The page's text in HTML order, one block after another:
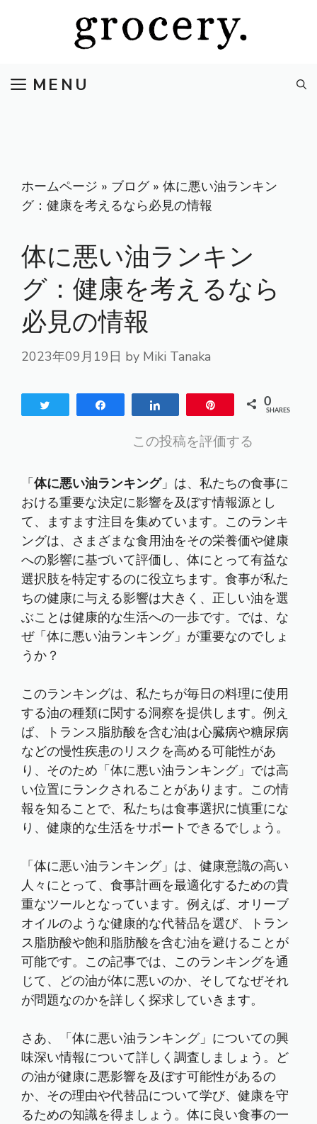
ツ
MENU
ホームページ » ブログ» 体に悪い油ランキン
グ：健康を考えるなら必見の情報
体に悪い油ランキン
グ：健康を考えるなら
必見の情報
2023年09月19日 by Miki Tanaka
0
SHARES
この投稿を評価する
「体に悪い油ランキング」は、私たちの食事に
おける重要な決定に影響を及ぼす情報源とし
て、ますます注目を集めています。このランキ
ングは、さまざまな食用油をその栄養価や健康
への影響に基づいて評価し、体にとって有益な
選択肢を特定するのに役立ちます。食事が私た
ちの健康に与える影響は大きく、正しい油を選
ぶことは健康的な生活への一歩です。では、な
ぜ「体に悪い油ランキング」が重要なのでしょ
うか？
このランキングは、私たちが毎日の料理に使用
する油の種類に関する洞察を提供します。例え
ば、トランス脂肪酸を含む油は心臓病や糖尿病
などの慢性疾患のリスクを高める可能性があ
り、そのため「体に悪い油ランキング」では高
い位置にランクされることがあります。この情
報を知ることで、私たちは食事選択に慎重にな
り、健康的な生活をサポートできるでしょう。
「体に悪い油ランキング」は、健康意識の高い
人々にとって、食事計画を最適化するための貴
重なツールとなっています。例えば、オリーブ
オイルのような健康的な代替品を選び、トラン
ス脂肪酸や飽和脂肪酸を含む油を避けることが
可能です。この記事では、このランキングを通
じて、どの油が体に悪いのか、そしてなぜそれ
が問題なのかを詳しく探求していきます。
さあ、「体に悪い油ランキング」についての興
味深い情報について詳しく調査しましょう。ど
の油が健康に悪影響を及ぼす可能性があるの
か、その理由や代替品について学び、健康を守
るための知識を得ましょう。体に良い食事の一